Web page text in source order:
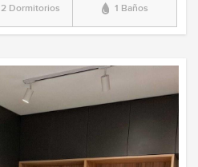
2 Dormitorios 1 Baños